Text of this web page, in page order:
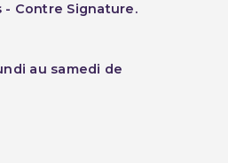
- Contre Signature.
au samedi de